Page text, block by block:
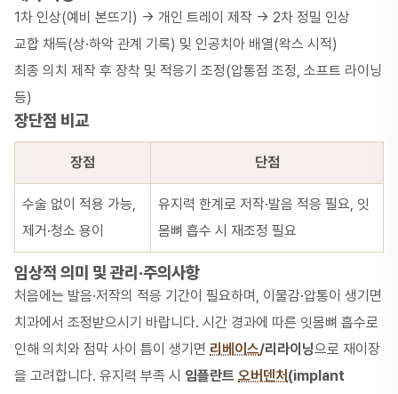
1차 인상(예비 본뜨기) → 개인 트레이 제작 → 2차 정밀 인상
교합 채득(상·하악 관계 기록) 및 인공치아 배열(왁스 시적)
최종 의치 제작 후 장착 및 적응기 조정(압통점 조정, 소프트 라이닝
등)
장단점 비교
장점 단점
수술 없이 적용 가능,
제거·청소 용이
유지력 한계로 저작·발음 적응 필요, 잇
몸뼈 흡수 시 재조정 필요
임상적 의미 및 관리·주의사항
처음에는 발음·저작의 적응 기간이 필요하며, 이물감·압통이 생기면
치과에서 조정받으시기 바랍니다. 시간 경과에 따른 잇몸뼈 흡수로
인해 의치와 점막 사이 틈이 생기면 리베이스/리라이닝으로 재이장
을 고려합니다. 유지력 부족 시 임플란트 오버덴처 (implant